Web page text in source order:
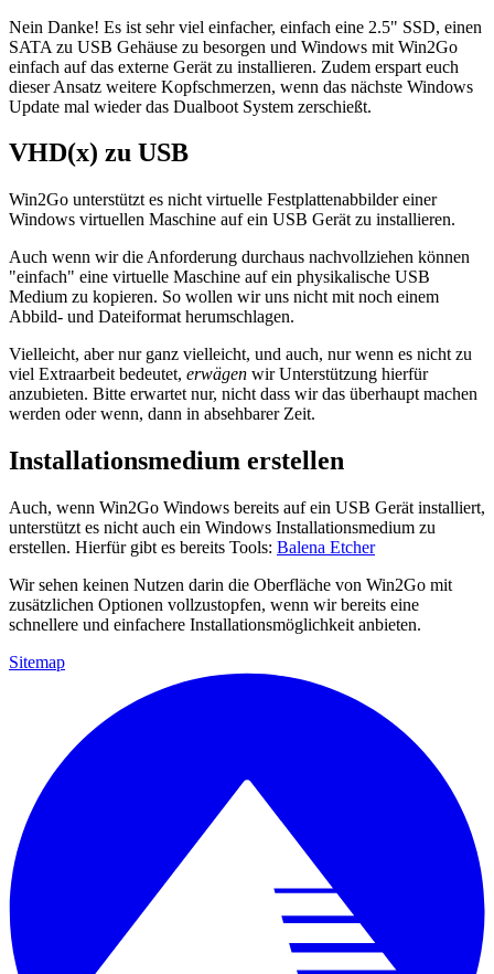
Nein Danke! Es ist sehr viel einfacher, einfach eine 2.5" SSD, einen
SATA zu USB Gehäuse zu besorgen und Windows mit Win2Go
einfach auf das externe Gerät zu installieren. Zudem erspart euch
dieser Ansatz weitere Kopfschmerzen, wenn das nächste Windows
Update mal wieder das Dualboot System zerschießt.
VHD(x) zu USB
Win2Go unterstützt es nicht virtuelle Festplattenabbilder einer
Windows virtuellen Maschine auf ein USB Gerät zu installieren.
Auch wenn wir die Anforderung durchaus nachvollziehen können
"einfach" eine virtuelle Maschine auf ein physikalische USB
Medium zu kopieren. So wollen wir uns nicht mit noch einem
Abbild- und Dateiformat herumschlagen.
Vielleicht, aber nur ganz vielleicht, und auch, nur wenn es nicht zu
viel Extraarbeit bedeutet, erwägen wir Unterstützung hierfür
anzubieten. Bitte erwartet nur, nicht dass wir das überhaupt machen
werden oder wenn, dann in absehbarer Zeit.
Installationsmedium erstellen
Auch, wenn Win2Go Windows bereits auf ein USB Gerät installiert,
unterstützt es nicht auch ein Windows Installationsmedium zu
erstellen. Hierfür gibt es bereits Tools: Balena Etcher
Wir sehen keinen Nutzen darin die Oberfläche von Win2Go mit
zusätzlichen Optionen vollzustopfen, wenn wir bereits eine
schnellere und einfachere Installationsmöglichkeit anbieten.
Sitemap